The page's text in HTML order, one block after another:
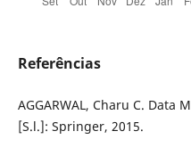
Referências
AGGARWAL, Charu C. Data
[S.l.]: Springer, 2015.